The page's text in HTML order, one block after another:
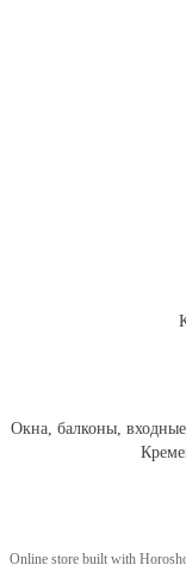
Окна, балконы,
Online store built with